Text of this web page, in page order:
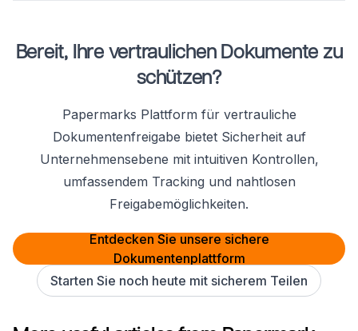
Bereit, Ihre vertraulichen Dokumente zu
schützen?
Papermarks Plattform für vertrauliche
Dokumentenfreigabe bietet Sicherheit auf
Unternehmensebene mit intuitiven Kontrollen,
umfassendem Tracking und nahtlosen
Freigabemöglichkeiten.
Entdecken Sie unsere sichere
Dokumentenplattform
Starten Sie noch heute mit sicherem Teilen